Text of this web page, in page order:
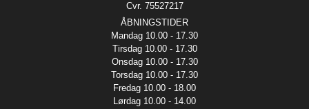
Cvr. 75527217
ÅBNINGSTIDER
Mandag 10.00 - 17.30
Tirsdag 10.00 - 17.30
Onsdag 10.00 - 17.30
Torsdag 10.00 - 17.30
Fredag 10.00 - 18.00
Lørdag 10.00 - 14.00